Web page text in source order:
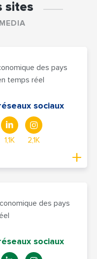
sites
des pays
temps réel
sociaux
1,1K 2,1K
des pays
sociaux